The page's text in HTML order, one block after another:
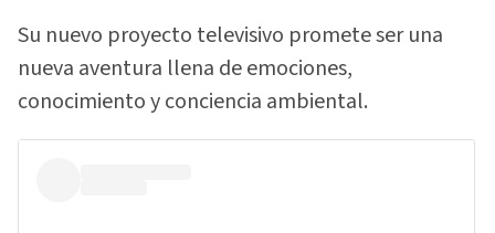
Su nuevo proyecto televisivo promete ser una
nueva aventura llena de emociones,
conocimiento y conciencia ambiental.